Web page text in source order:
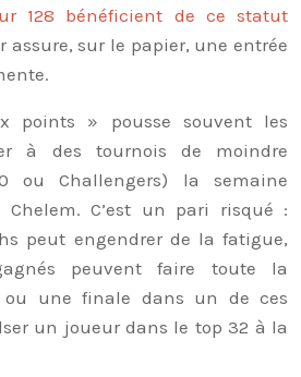
128 bénéficient de ce statut
assure, sur le papier, une entrée
points » pousse souvent les
à des tournois de moindre
ou Challengers) la semaine
Chelem. C’est un pari risqué :
peut engendrer de la fatigue,
peuvent faire toute la
ou une finale dans un de ces
un joueur dans le top 32 à la